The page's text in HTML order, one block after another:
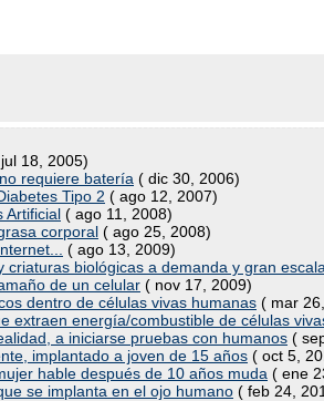
18, 2005)
requiere batería ( dic 30, 2006)
Tipo 2 ( ago 12, 2007)
Artificial ( ago 11, 2008)
corporal ( ago 25, 2008)
( ago 13, 2009)
biológicas a demanda y gran escala
de un celular ( nov 17, 2009)
dentro de células vivas humanas ( mar
extraen energía/combustible de células
a iniciarse pruebas con humanos (
implantado a joven de 15 años ( oct 5,
hable después de 10 años muda ( ene
se implanta en el ojo humano ( feb 24,